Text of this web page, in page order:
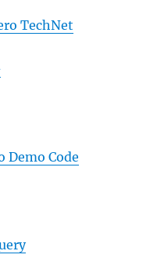
TechNet
Demo Code